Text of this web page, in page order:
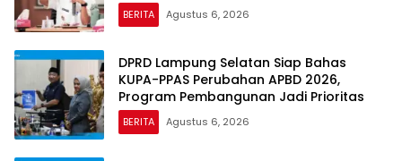
BERITA Agustus 6, 2026
DPRD Lampung Selatan Siap Bahas
KUPA-PPAS Perubahan APBD 2026,
Program Pembangunan Jadi Prioritas
BERITA Agustus 6, 2026